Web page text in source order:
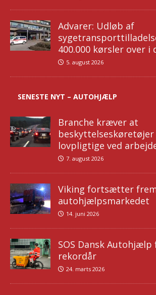
Advarer: Udløb af
400.000 kørsler over
5. august 2026
SENESTE NYT – AUTOHJÆLP
Branche kræver at
lovpligtige ved
7. august 2026
Viking fortsætter
autohjælpsmarkedet
14. juni 2026
SOS Dansk Autohjælp
rekordår
24. marts 2026